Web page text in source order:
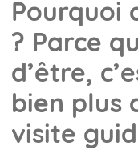
Pourquoi
? Parce
d’être,
bien plus
visite